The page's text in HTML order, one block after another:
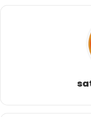
अब 3 जुलाई को इंदौर
जनसंवाद कार्यक्रम
में मुख्यमंत्री डॉ.
लेकर कैबिनेट मंत्री
अन्य
आयोजन ब्रिलिएंट